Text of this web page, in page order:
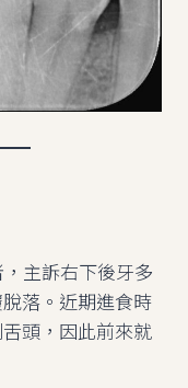
主訴右下後牙多
落。近期進食時
頭，因此前來就